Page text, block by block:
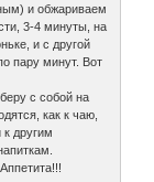
и обжариваем
3-4 минуты, на
и с другой
пару минут. Вот
с собой на
как к чаю,
к другим